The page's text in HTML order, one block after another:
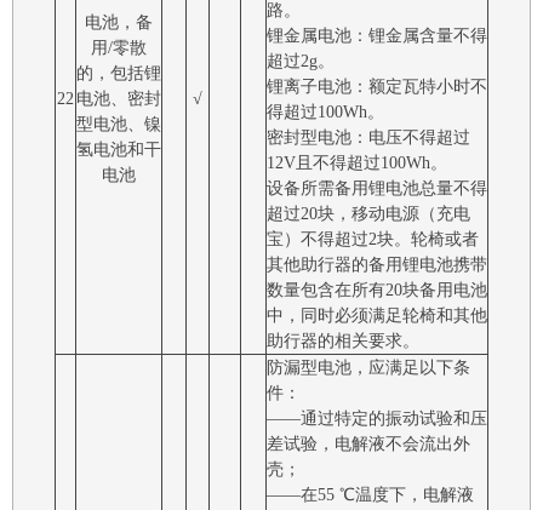
22
电池，备
用/零散
的，包括锂
电池、密封
型电池、镍
氢电池和干
电池
√
路。
锂金属电池：锂金属含量不得
超过2g。
锂离子电池：额定瓦特小时不
得超过100Wh。
密封型电池：电压不得超过
12V且不得超过100Wh。
设备所需备用锂电池总量不得
超过20块，移动电源（充电
宝）不得超过2块。轮椅或者
其他助行器的备用锂电池携带
数量包含在所有20块备用电池
中，同时必须满足轮椅和其他
助行器的相关要求。
防漏型电池，应满足以下条
件：
――通过特定的振动试验和压
差试验，电解液不会流出外
壳；
――在55 ℃温度下，电解液